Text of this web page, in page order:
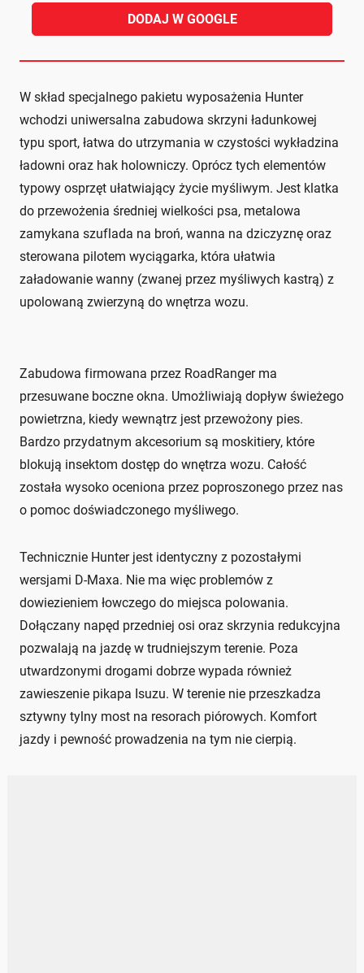
DODAJ W GOOGLE
W skład specjalnego pakietu wyposażenia Hunter
wchodzi uniwersalna zabudowa skrzyni ładunkowej
typu sport, łatwa do utrzymania w czystości wykładzina
ładowni oraz hak holowniczy. Oprócz tych elementów
typowy osprzęt ułatwiający życie myśliwym. Jest klatka
do przewożenia średniej wielkości psa, metalowa
zamykana szuflada na broń, wanna na dziczyznę oraz
sterowana pilotem wyciągarka, która ułatwia
załadowanie wanny (zwanej przez myśliwych kastrą) z
upolowaną zwierzyną do wnętrza wozu.
Zabudowa firmowana przez RoadRanger ma
przesuwane boczne okna. Umożliwiają dopływ świeżego
powietrzna, kiedy wewnątrz jest przewożony pies.
Bardzo przydatnym akcesorium są moskitiery, które
blokują insektom dostęp do wnętrza wozu. Całość
została wysoko oceniona przez poproszonego przez nas
o pomoc doświadczonego myśliwego.
Technicznie Hunter jest identyczny z pozostałymi
wersjami D-Maxa. Nie ma więc problemów z
dowiezieniem łowczego do miejsca polowania.
Dołączany napęd przedniej osi oraz skrzynia redukcyjna
pozwalają na jazdę w trudniejszym terenie. Poza
utwardzonymi drogami dobrze wypada również
zawieszenie pikapa Isuzu. W terenie nie przeszkadza
sztywny tylny most na resorach piórowych. Komfort
jazdy i pewność prowadzenia na tym nie cierpią.